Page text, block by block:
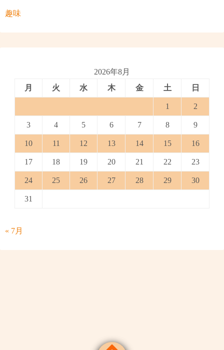
趣味
2026年8月
月
火 水 木 金 土 日
1 2
3 4 5 6 7 8 9
10 11 12 13 14 15 16
17 18 19 20 21 22 23
24 25 26 27 28 29 30
31
« 7月